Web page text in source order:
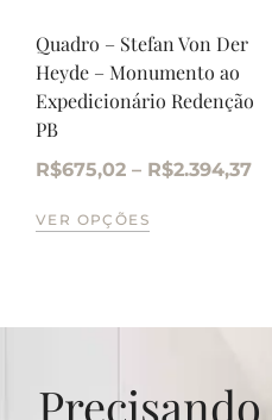
Quadro – Stefan Von Der
Heyde – Monumento ao
Expedicionário Redenção
PB
R$675,02 – R$2.394,37
VER OPÇÕES